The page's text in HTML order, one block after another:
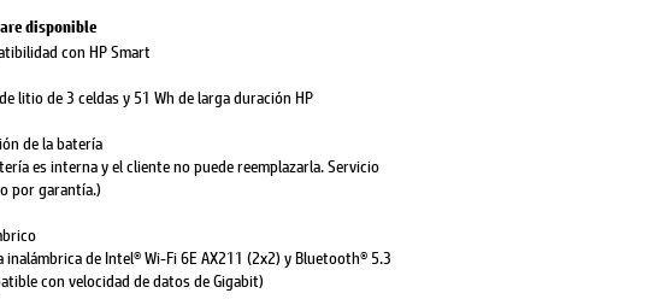
disponible
con HP Smart
litio de 3 celdas y 51 Wh de larga duración HP
de la batería
es interna y el cliente no puede reemplazarla. Servicio
por garantía.)
inalámbrica de Intel® Wi-Fi 6E AX211 (2x2) y Bluetooth® 5.3
con velocidad de datos de Gigabit)